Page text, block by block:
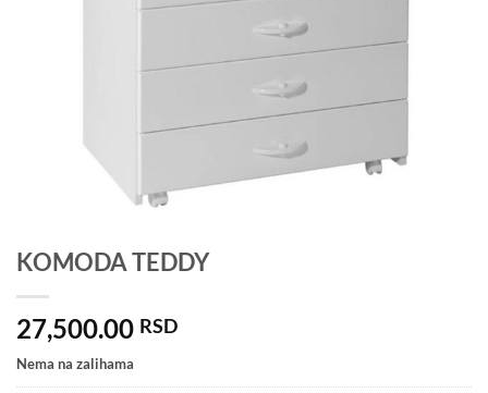
KOMODA TEDDY
27,500.00 RSD
Nema na zalihama